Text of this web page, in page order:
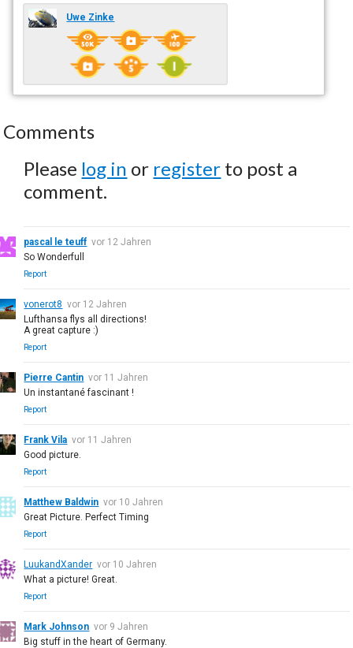
Uwe Zinke
Comments
Please log in or register to post a
comment.
pascal le teuff vor 12 Jahren
So Wonderfull
Report
vonerot8 vor 12 Jahren
Lufthansa flys all directions!
A great capture :)
Report
Pierre Cantin vor 11 Jahren
Un instantané fascinant !
Report
Frank Vila vor 11 Jahren
Good picture.
Report
Matthew Baldwin vor 10 Jahren
Great Picture. Perfect Timing
Report
LuukandXander vor 10 Jahren
What a picture! Great.
Report
Mark Johnson vor 9 Jahren
Big stuff in the heart of Germany.